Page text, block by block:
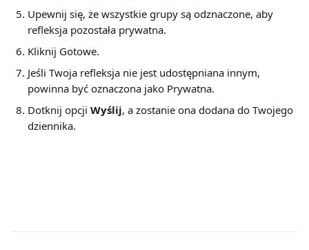
Upewnij się, że wszystkie grupy są odznaczone, aby
refleksja pozostała prywatna.
Kliknij Gotowe.
Jeśli Twoja refleksja nie jest udostępniana innym,
powinna być oznaczona jako Prywatna.
Dotknij opcji Wyślij, a zostanie ona dodana do Twojego
dziennika.